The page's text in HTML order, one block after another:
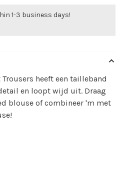
1-3 business days!
Trousers heeft een tailleband
en loopt wijd uit. Draag
blouse of combineer 'm met